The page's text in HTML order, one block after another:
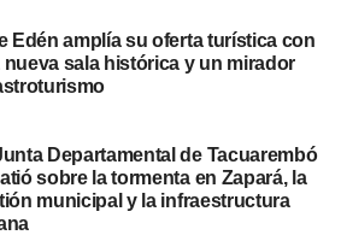
mejor que podemos hacer los
pensar y actuar en favor de la
Edén amplía su oferta turística con
nueva sala histórica y un mirador
Departamental de Tacuarembó
sobre la tormenta en Zapará, la
municipal y la infraestructura